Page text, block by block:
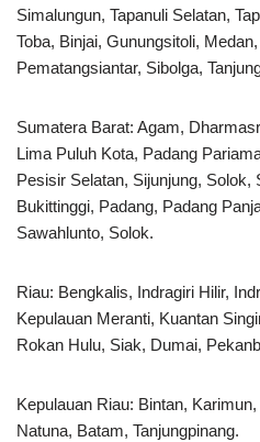
Simalungun, Tapanuli Selatan,
Toba, Binjai, Gunungsitoli,
Pematangsiantar, Sibolga,
Sumatera Barat: Agam,
Lima Puluh Kota, Padang
Pesisir Selatan, Sijunjung, Solok,
Bukittinggi, Padang, Padang
Sawahlunto, Solok.
Riau: Bengkalis, Indragiri Hilir,
Kepulauan Meranti, Kuantan
Rokan Hulu, Siak, Dumai,
Kepulauan Riau: Bintan,
Natuna, Batam, Tanjungpinang.